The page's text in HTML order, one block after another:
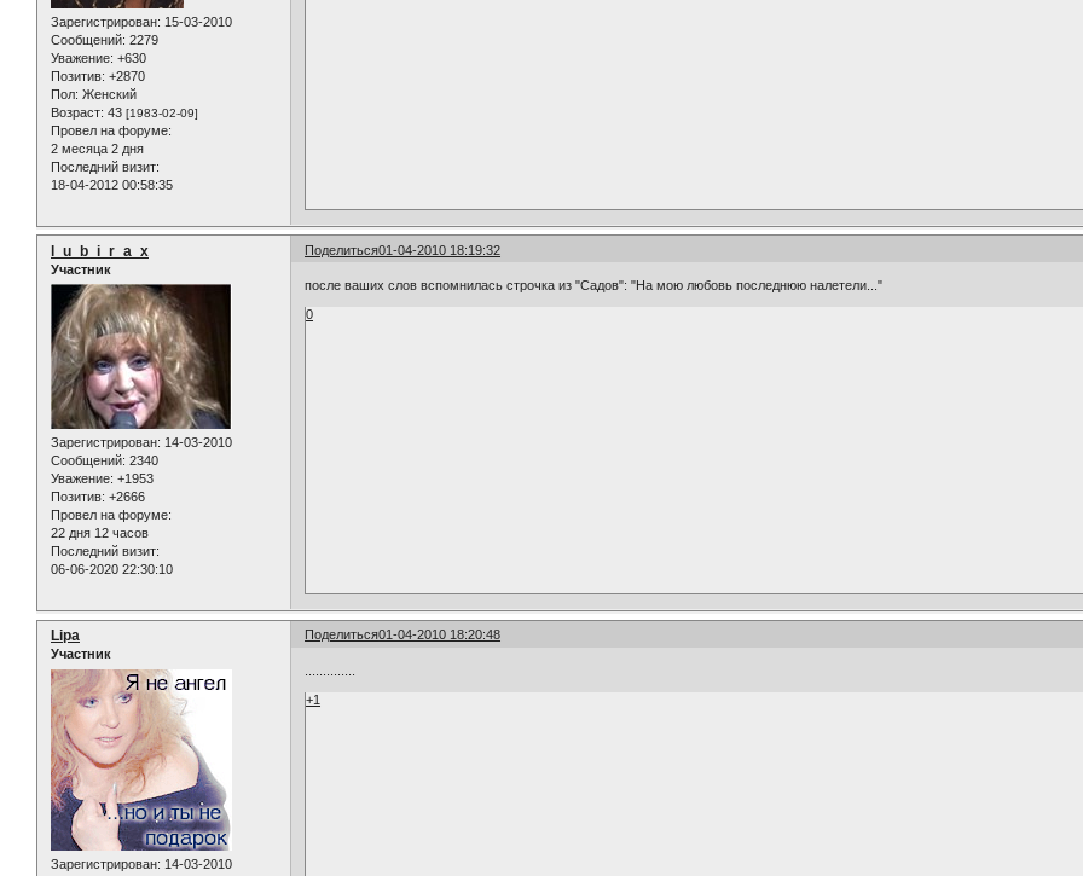
Зарегистрирован: 15-03-2010
Сообщений: 2279
Уважение: +630
Позитив: +2870
Пол: Женский
Возраст: 43 [1983-02-09]
Провел на форуме:
2 месяца 2 дня
Последний визит:
18-04-2012 00:58:35
Поделиться01-04-2010 18:19:32
l_u_b_i_r_a_x
Участник
Зарегистрирован: 14-03-2010
Сообщений: 2340
Уважение: +1953
Позитив: +2666
Провел на форуме:
22 дня 12 часов
Последний визит:
06-06-2020 22:30:10
после ваших слов вспомнилась строчка из "Садов": "На мою любовь последнюю налетели..."
0
Поделиться01-04-2010 18:20:48
Lipa
Участник
Зарегистрирован: 14-03-2010
+1